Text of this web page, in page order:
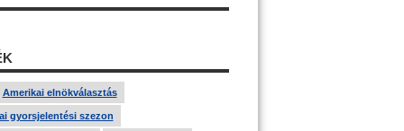
Amerikai elnökválasztás
gyorsjelentési szezon